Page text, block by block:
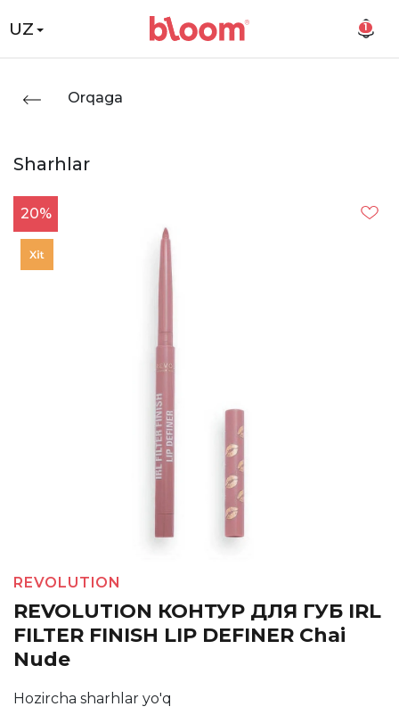
UZ 1
Orqaga
Sharhlar
20%
REVOLUTION
REVOLUTION КОНТУР ДЛЯ ГУБ IRL
FILTER FINISH LIP DEFINER Chai
Nude
Hozircha sharhlar yo'q